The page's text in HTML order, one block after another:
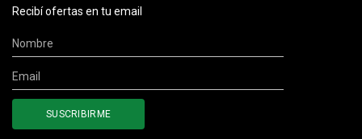
Recibí ofertas en tu email